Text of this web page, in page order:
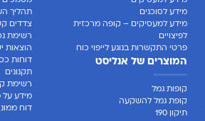
מידע לסוכנים
מידע למעסיקים – קופה מרכזית
לפיצויים
פרטי התקשרות בנוגע לייפוי כוח
המוצרים של אנליסט
קופות גמל
קופת גמל להשקעה
תיקון 190
תהליך
צדדים
רשימת
הוצאות
דוחות
תקנונים
רשימת
מידע על
דוח